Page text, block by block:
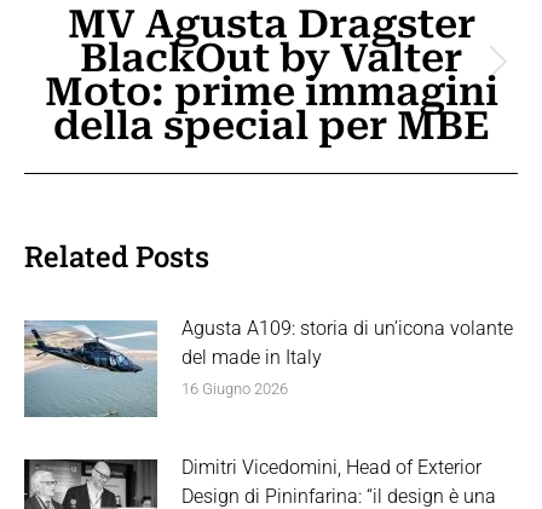
Prossimo
post:
MV Agusta Dragster
BlackOut by Valter
Moto: prime immagini
della special per MBE
Related Posts
Agusta A109: storia di un’icona volante
del made in Italy
16 Giugno 2026
Dimitri Vicedomini, Head of Exterior
Design di Pininfarina: “il design è una